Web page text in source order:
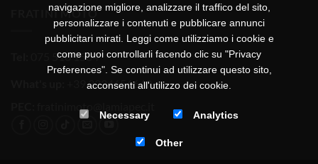
FRATINI MOTO
075 518 1504
+39 3334656649
navigazione migliore, analizzare il traffico del sito,
personalizzare i contenuti e pubblicare annunci
pubblicitari mirati. Leggi come utilizziamo i cookie e
come puoi controllarli facendo clic su "Privacy
Preferences". Se continui ad utilizzare questo sito,
acconsenti all'utilizzo dei cookie.
Necessary Analytics
Other